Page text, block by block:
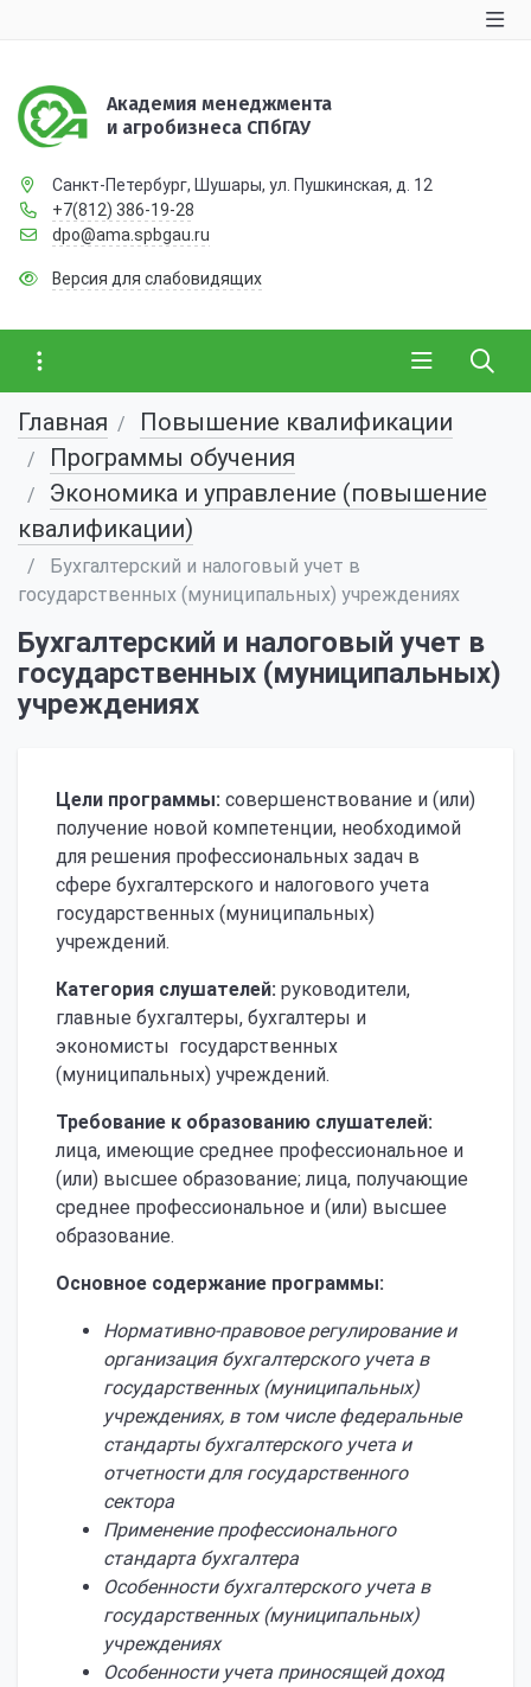
Академия менеджмента
и агробизнеса СПбГАУ
Санкт-Петербург, Шушары, ул. Пушкинская, д. 12
+7(812) 386-19-28
dpo@ama.spbgau.ru
Версия для слабовидящих
Главная
Повышение квалификации
Программы обучения
Экономика и управление (повышение
квалификации)
Бухгалтерский и налоговый учет в
государственных (муниципальных) учреждениях
Бухгалтерский и налоговый учет в
государственных (муниципальных)
учреждениях
Цели программы: совершенствование и (или)
получение новой компетенции, необходимой
для решения профессиональных задач в
сфере бухгалтерского и налогового учета
государственных (муниципальных)
учреждений.
Категория слушателей: руководители,
главные бухгалтеры, бухгалтеры и
экономисты государственных
(муниципальных) учреждений.
Требование к образованию слушателей:
лица, имеющие среднее профессиональное и
(или) высшее образование; лица, получающие
среднее профессиональное и (или) высшее
образование.
Основное содержание программы:
Нормативно-правовое регулирование и
организация бухгалтерского учета в
государственных (муниципальных)
учреждениях, в том числе федеральные
стандарты бухгалтерского учета и
отчетности для государственного
сектора
Применение профессионального
стандарта бухгалтера
Особенности бухгалтерского учета в
государственных (муниципальных)
учреждениях
Особенности учета приносящей доход